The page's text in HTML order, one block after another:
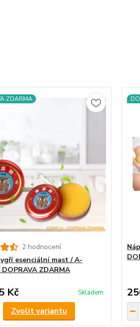
ZDARMA
2 hodnocení
esenciální mast / A-
DOPRAVA ZDARMA
Kč Skladem
Zvolit variantu